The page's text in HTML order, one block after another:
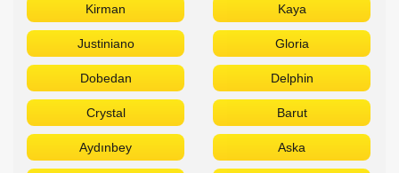
Kirman Kaya
Justiniano Gloria
Dobedan Delphin
Crystal Barut
Aydınbey Aska